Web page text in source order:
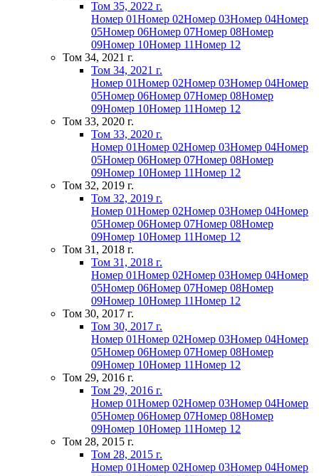
Том 35, 2022 г.
Номер 01Номер 02Номер 03Номер 04Номер
05Номер 06Номер 07Номер 08Номер
09Номер 10Номер 11Номер 12
Том 34, 2021 г.
Том 34, 2021 г.
Номер 01Номер 02Номер 03Номер 04Номер
05Номер 06Номер 07Номер 08Номер
09Номер 10Номер 11Номер 12
Том 33, 2020 г.
Том 33, 2020 г.
Номер 01Номер 02Номер 03Номер 04Номер
05Номер 06Номер 07Номер 08Номер
09Номер 10Номер 11Номер 12
Том 32, 2019 г.
Том 32, 2019 г.
Номер 01Номер 02Номер 03Номер 04Номер
05Номер 06Номер 07Номер 08Номер
09Номер 10Номер 11Номер 12
Том 31, 2018 г.
Том 31, 2018 г.
Номер 01Номер 02Номер 03Номер 04Номер
05Номер 06Номер 07Номер 08Номер
09Номер 10Номер 11Номер 12
Том 30, 2017 г.
Том 30, 2017 г.
Номер 01Номер 02Номер 03Номер 04Номер
05Номер 06Номер 07Номер 08Номер
09Номер 10Номер 11Номер 12
Том 29, 2016 г.
Том 29, 2016 г.
Номер 01Номер 02Номер 03Номер 04Номер
05Номер 06Номер 07Номер 08Номер
09Номер 10Номер 11Номер 12
Том 28, 2015 г.
Том 28, 2015 г.
Номер 01Номер 02Номер 03Номер 04Номер